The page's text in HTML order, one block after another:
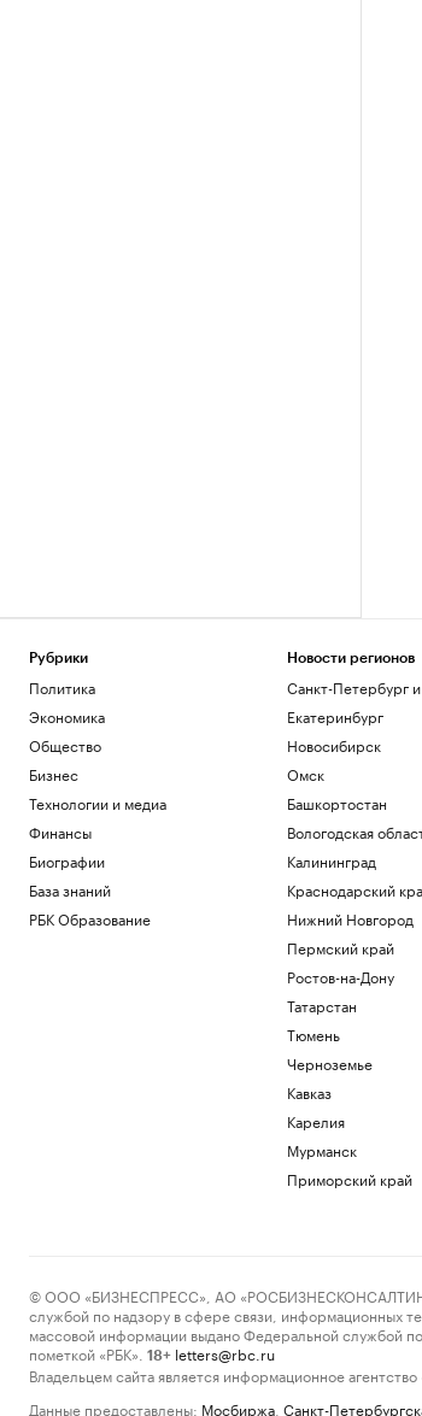
Рубрики
Политика
Экономика
Общество
Бизнес
Технологии и медиа
Финансы
Биографии
База знаний
РБК Образование
Новости регионов
Санкт-Петербург
Екатеринбург
Новосибирск
Омск
Башкортостан
Вологодская
Калининград
Краснодарский
Нижний Новгород
Пермский край
Ростов-на-Дону
Татарстан
Тюмень
Черноземье
Кавказ
Карелия
Мурманск
Приморский край
© ООО «БИЗНЕСПРЕСС», АО «РОСБИЗНЕСКОНСАЛТИНГ»,
службой по надзору в сфере связи, информационных
массовой информации выдано Федеральной службой
пометкой «РБК».
18+ letters@rbc.ru
Владельцем сайта является информационное агентство
Данные предоставлены: Мосбиржа Санкт-